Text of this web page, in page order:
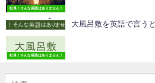
社長！そんな英語はありません！
社長！そんな英語はありません！
大風呂敷を英語で言うと